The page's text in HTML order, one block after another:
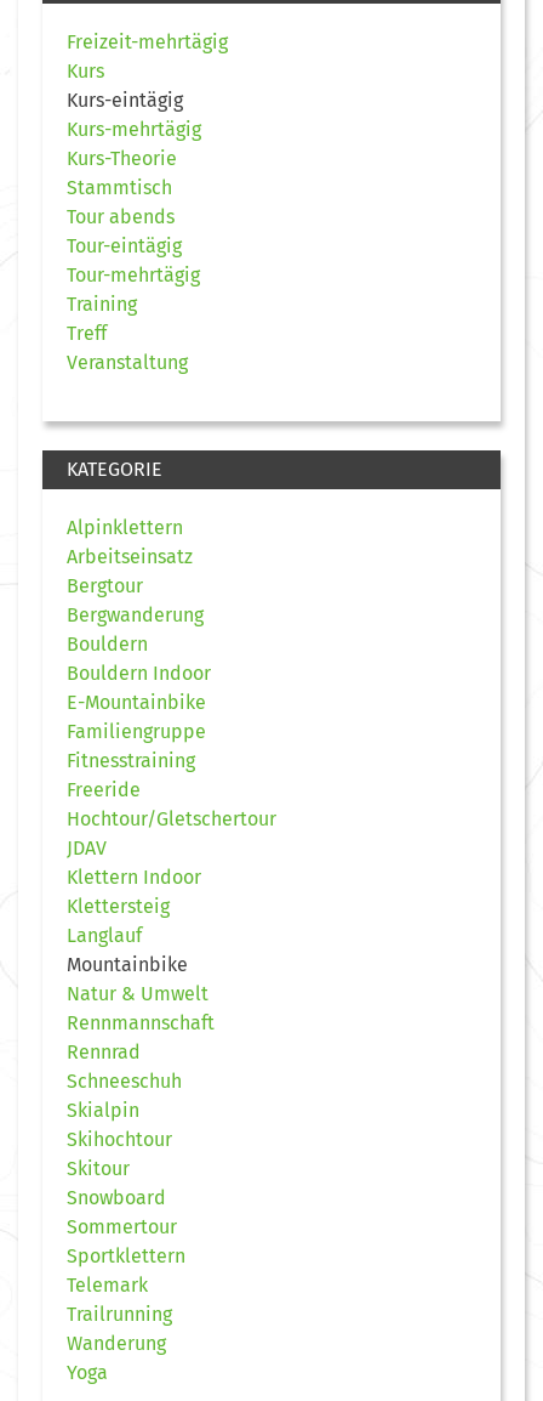
Freizeit-mehrtägig
Kurs
Kurs-eintägig
Kurs-mehrtägig
Kurs-Theorie
Stammtisch
Tour abends
Tour-eintägig
Tour-mehrtägig
Training
Treff
Veranstaltung
KATEGORIE
Alpinklettern
Arbeitseinsatz
Bergtour
Bergwanderung
Bouldern
Bouldern Indoor
E-Mountainbike
Familiengruppe
Fitnesstraining
Freeride
Hochtour/Gletschertour
JDAV
Klettern Indoor
Klettersteig
Langlauf
Mountainbike
Natur & Umwelt
Rennmannschaft
Rennrad
Schneeschuh
Skialpin
Skihochtour
Skitour
Snowboard
Sommertour
Sportklettern
Telemark
Trailrunning
Wanderung
Yoga